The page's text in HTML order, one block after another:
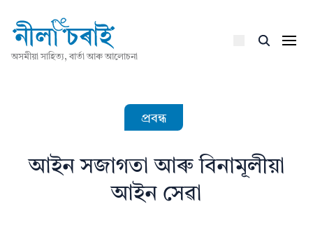
অসমীয়া সাহিত্য, বাৰ্তা আৰু আলোচনা
প্ৰবন্ধ
আইন সজাগতা আৰু বিনামূলীয়া
আইন সেৱা